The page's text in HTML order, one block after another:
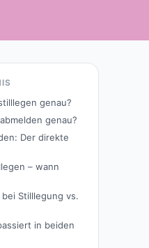
genau?
genau?
Der direkte
– wann
Stilllegung vs.
in beiden